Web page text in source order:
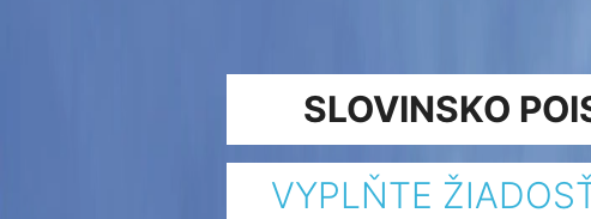
SLOVINSKO
VYPLŇTE